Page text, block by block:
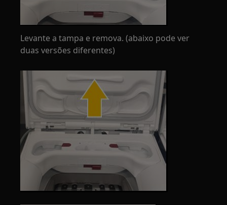
Levante a tampa e remova. (abaixo pode ver
duas versões diferentes)